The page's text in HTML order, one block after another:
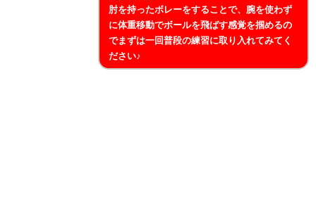
肘を持ったボレーをすることで、腕を使わず
に体重移動でボールを飛ばす感覚を掴めるの
でまずは一回普段の練習に取り入れてみてく
ださい♪